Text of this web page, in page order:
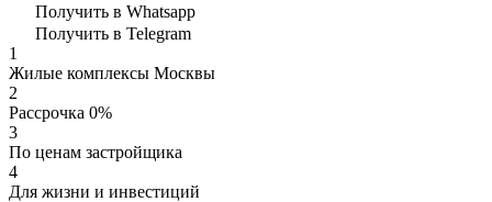
Получить в Whatsapp
Получить в Telegram
1
Жилые комплексы Москвы
2
Рассрочка 0%
3
По ценам застройщика
4
Для жизни и инвестиций